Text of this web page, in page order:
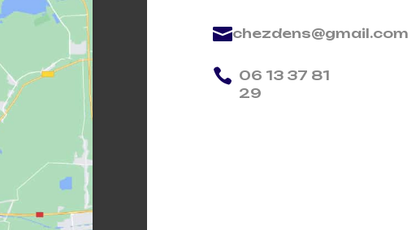
chezdens@gmail.com
 06 13 37 81
29